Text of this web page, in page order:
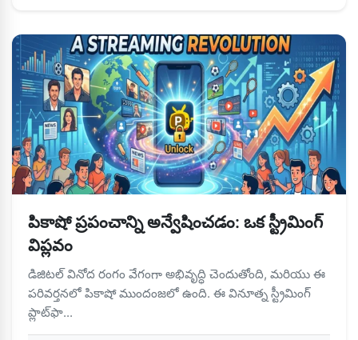
పికాషో ప్రపంచాన్ని అన్వేషించడం: ఒక స్ట్రీమింగ్
విప్లవం
డిజిటల్ వినోద రంగం వేగంగా అభివృద్ధి చెందుతోంది, మరియు ఈ
పరివర్తనలో పికాషో ముందంజలో ఉంది. ఈ వినూత్న స్ట్రీమింగ్
ప్లాట్‌ఫా...